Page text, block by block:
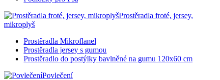
Prostěradla froté, jersey,
mikroplyš
Prostěradla Mikroflanel
Prostěradla jersey s gumou
Prostěradlo do postýlky bavlněné na gumu 120x60 cm
Povlečení